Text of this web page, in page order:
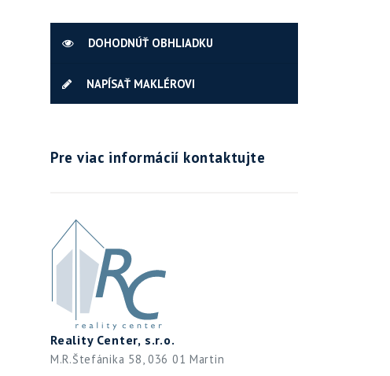
DOHODNÚŤ OBHLIADKU
NAPÍSAŤ MAKLÉROVI
Pre viac informácií kontaktujte
Reality Center, s.r.o.
M.R.Štefánika 58, 036 01 Martin